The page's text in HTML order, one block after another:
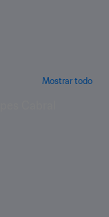
Mostrar todo